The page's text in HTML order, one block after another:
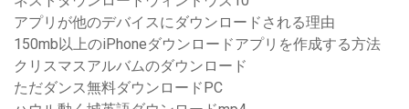
アプリが他のデバイスにダウンロードされる理由
150mb以上のiPhoneダウンロードアプリを作成する方法
クリスマスアルバムのダウンロード
ただダンス無料ダウンロードPC